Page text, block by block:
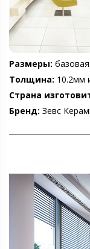
Размеры:
Толщина: 10.2мм
Страна
Бренд: Зевс